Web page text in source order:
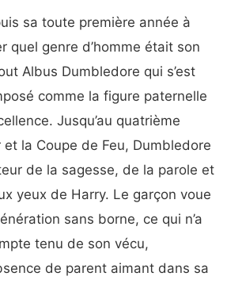
sa toute première année à
quel genre d’homme était son
Albus Dumbledore qui s’est
comme la figure paternelle
Jusqu’au quatrième
la Coupe de Feu, Dumbledore
de la sagesse, de la parole et
yeux de Harry. Le garçon voue
sans borne, ce qui n’a
tenu de son vécu,
de parent aimant dans sa